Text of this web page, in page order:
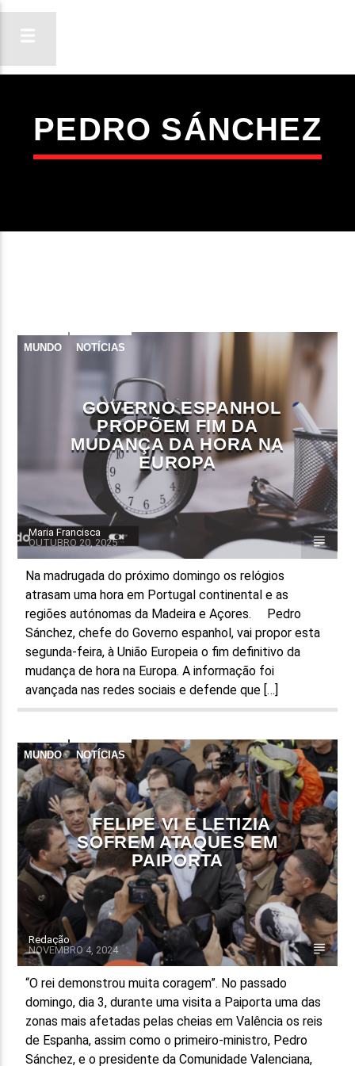
ON FM
LIGA-TE
TÍTULO
PEDRO SÁNCHEZ
MUNDO NOTÍCIAS
GOVERNO ESPANHOL
PROPÕEM FIM DA
MUDANÇA DA HORA NA
EUROPA
Maria Francisca
OUTUBRO 20, 2025
Na madrugada do próximo domingo os relógios
atrasam uma hora em Portugal continental e as
regiões autónomas da Madeira e Açores. Pedro
Sánchez, chefe do Governo espanhol, vai propor esta
segunda-feira, à União Europeia o fim definitivo da
mudança de hora na Europa. A informação foi
avançada nas redes sociais e defende que […]
MUNDO NOTÍCIAS
FELIPE VI E LETIZIA
SOFREM ATAQUES EM
PAIPORTA
Redação
NOVEMBRO 4, 2024
“O rei demonstrou muita coragem”. No passado
domingo, dia 3, durante uma visita a Paiporta uma das
zonas mais afetadas pelas cheias em Valência os reis
de Espanha, assim como o primeiro-ministro, Pedro
Sánchez, e o presidente da Comunidade Valenciana,